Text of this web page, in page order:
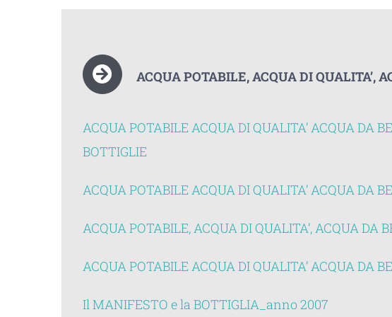
ACQUA POTABILE, ACQUA DI QUALITA’,
ACQUA POTABILE ACQUA DI QUALITA’ ACQUA DA
BOTTIGLIE
ACQUA POTABILE ACQUA DI QUALITA’ ACQUA DA
ACQUA POTABILE, ACQUA DI QUALITA’, ACQUA DA
ACQUA POTABILE ACQUA DI QUALITA’ ACQUA DA
Il MANIFESTO e la BOTTIGLIA_anno 2007